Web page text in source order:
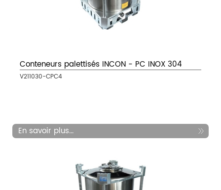
Conteneurs palettisés INCON - PC INOX 304
V211030-CPC4
En savoir plus...